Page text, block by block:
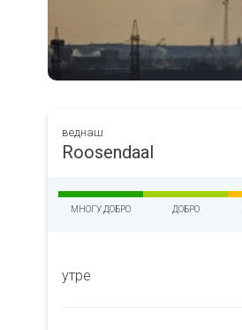
веднаш
Roosendaal
МНОГУ ДОБРО ДОБРО
утре